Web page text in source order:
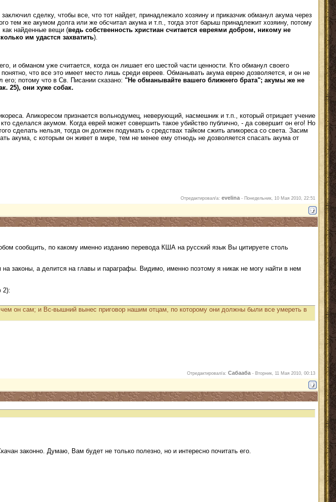
сделку, чтобы все, что тот найдет, принадлежало хозяину и приказчик обманул акума через
тем же акумом долга или же обсчитал акума и т.п., тогда этот барыш принадлежит хозяину, потому
найденные вещи (ведь собственность христиан считается евреями добром, никому не
им удастся захватить).
и обманом уже считается, когда он лишает его шестой части ценности. Кто обманул своего
что все это имеет место лишь среди евреев. Обманывать акума еврею дозволяется, и он не
его; потому что в Св. Писании сказано:"Не обманывайте вашего ближнего брата"; акумы же не
25), они хуже собак.
Апикоресом признается вольнодумец, неверующий, насмешник и т.п., который отрицает учение
сделался акумом. Когда еврей может совершить такое убийство публично, - да совершит он его! Но
сделать нельзя, тогда он должен подумать о средствах тайком сжить апикореса со света. Засим
акума, с которым он живет в мире, тем не менее ему отнюдь не дозволяется спасать акума от
Отредактировал/а:evelina - Понедельник, 10 Мая 2010, 22:51
сообщить, по какому именно изданию перевода КША на русский язык Вы цитируете столь
законы, а делится на главы и параграфы. Видимо, именно поэтому я никак не могу найти в нем
2):
он сам; и Вс-вышний вынес приговор нашим отцам, по которому они должны были все умереть в
Отредактировал/а:Сабааба - Вторник, 11 Мая 2010, 00:13
законно. Думаю, Вам будет не только полезно, но и интересно почитать его.